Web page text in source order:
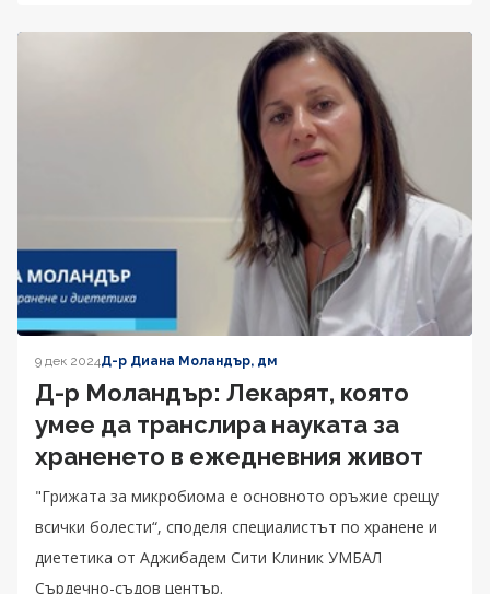
9 дек 2024Д-р Диана Моландър, дм
Д-р Моландър: Лекарят, която
умее да транслира науката за
храненето в ежедневния живот
"Грижата за микробиома е основното оръжие срещу
всички болести“, споделя специалистът по хранене и
диететика от Аджибадем Сити Клиник УМБАЛ
Сърдечно-съдов център.